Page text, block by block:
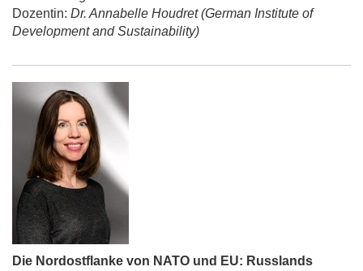
Dozentin: Dr. Annabelle Houdret (German Institute of
Development and Sustainability)
Die Nordostflanke von NATO und EU: Russlands